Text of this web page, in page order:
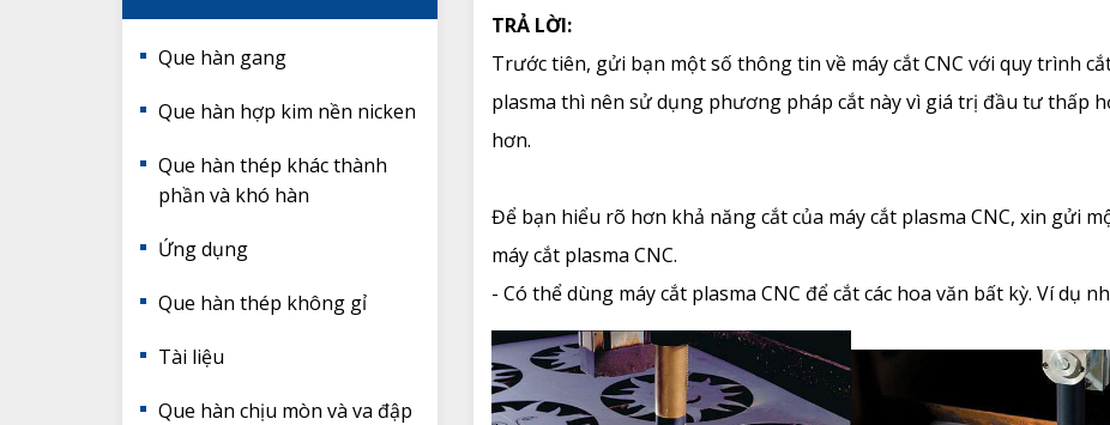
Que hàn gang
Que hàn hợp kim nền nicken
Que hàn thép khác thành
phần và khó hàn
Ứng dụng
Que hàn thép không gỉ
Tài liệu
Que hàn chịu mòn và va đập
TRẢ LỜI:
Trước tiên, gửi bạn một số thông tin về máy cắt CNC với quy trình
plasma thì nên sử dụng phương pháp cắt này vì giá trị đầu tư thấp
hơn.
Để bạn hiểu rõ hơn khả năng cắt của máy cắt plasma CNC, xin gửi
máy cắt plasma CNC.
- Có thể dùng máy cắt plasma CNC để cắt các hoa văn bất kỳ. Ví dụ